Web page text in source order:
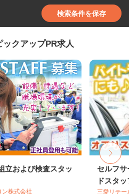
検索条件を保存
ックアップPR求人
立および検査スタッ
ン株式会社
セルフ
ドスタッ
三愛リテ